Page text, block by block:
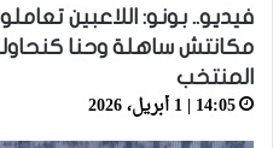
فيديو.. بونو: اللاعبين
مكانتش ساهلة وحنا
المنتخب
14:05 | 1 أبريل، 2026